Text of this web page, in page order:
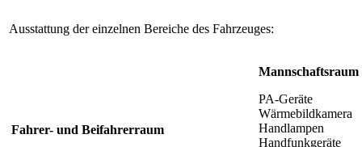
Ausstattung der einzelnen Bereiche des Fahrzeuges:
Fahrer- und Beifahrerraum
Mannschaftsraum
PA-Geräte
Wärmebildkamera
Handlampen
Handfunkgeräte